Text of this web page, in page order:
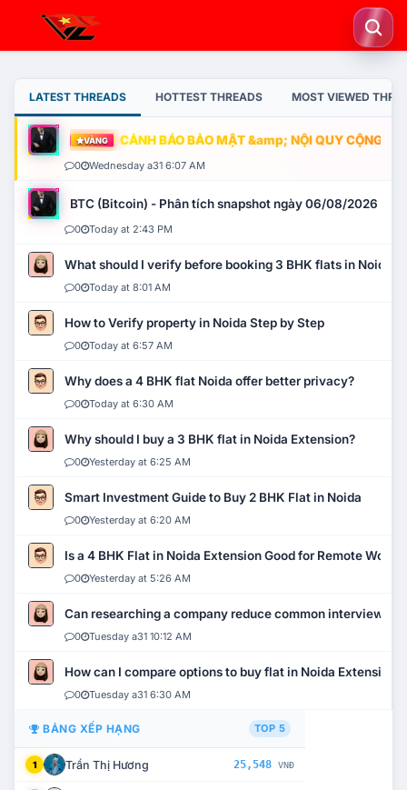
LATEST THREADS HOTTEST THREADS MOST VIEWED
VÀNG CẢNH BÁO BẢO MẬT &amp; NỘI QUY CỘNG
0 Wednesday a31 6:07 AM
BTC (Bitcoin) - Phân tích snapshot ngày 06/08/2026
0 Today at 2:43 PM
What should I verify before booking 3 BHK flats in Noida?
0 Today at 8:01 AM
How to Verify property in Noida Step by Step
0 Today at 6:57 AM
Why does a 4 BHK flat Noida offer better privacy?
0 Today at 6:30 AM
Why should I buy a 3 BHK flat in Noida Extension?
0 Yesterday at 6:25 AM
Smart Investment Guide to Buy 2 BHK Flat in Noida
0 Yesterday at 6:20 AM
Is a 4 BHK Flat in Noida Extension Good for Remote Work?
0 Yesterday at 5:26 AM
Can researching a company reduce common interview
0 Tuesday a31 10:12 AM
How can I compare options to buy flat in Noida Extension?
0 Tuesday a31 6:30 AM
BẢNG XẾP HẠNG TOP 5
1 Trần Thị Hương 25,548 VNĐ